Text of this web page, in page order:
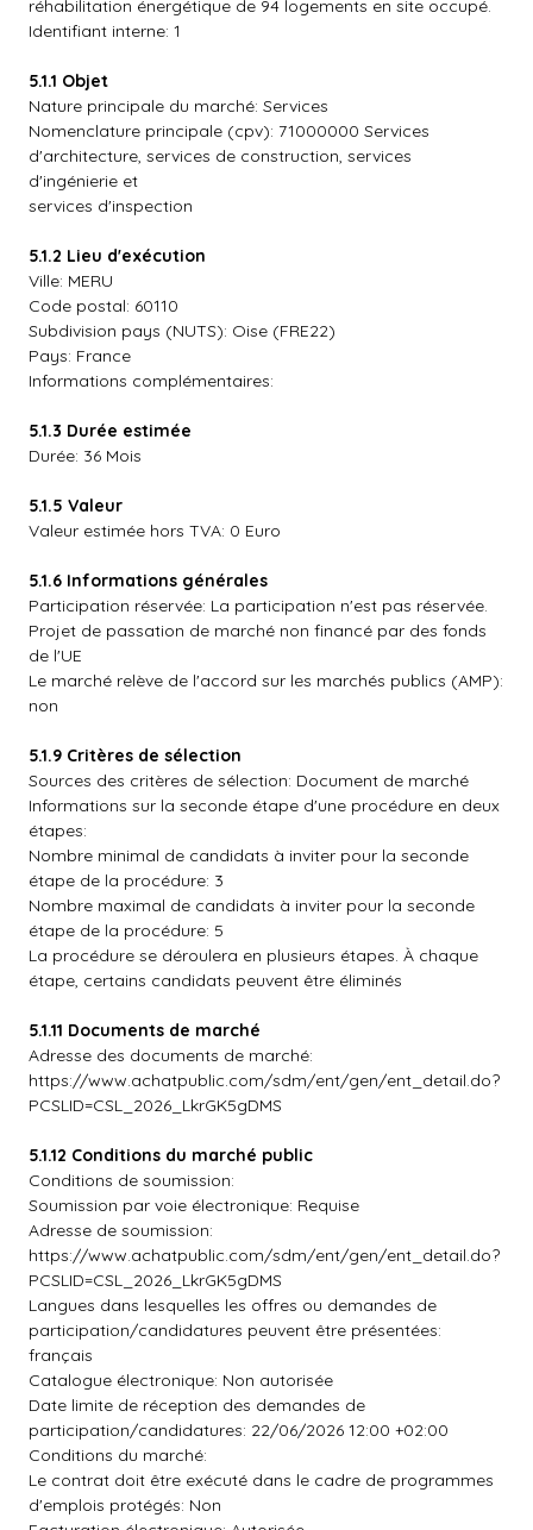
réhabilitation énergétique de 94 logements en site occupé.
Identifiant interne: 1
5.1.1 Objet
Nature principale du marché: Services
Nomenclature principale (cpv): 71000000 Services
d'architecture, services de construction, services
d'ingénierie et
services d'inspection
5.1.2 Lieu d'exécution
Ville: MERU
Code postal: 60110
Subdivision pays (NUTS): Oise (FRE22)
Pays: France
Informations complémentaires:
5.1.3 Durée estimée
Durée: 36 Mois
5.1.5 Valeur
Valeur estimée hors TVA: 0 Euro
5.1.6 Informations générales
Participation réservée: La participation n'est pas réservée.
Projet de passation de marché non financé par des fonds
de l'UE
Le marché relève de l'accord sur les marchés publics (AMP):
non
5.1.9 Critères de sélection
Sources des critères de sélection: Document de marché
Informations sur la seconde étape d'une procédure en deux
étapes:
Nombre minimal de candidats à inviter pour la seconde
étape de la procédure: 3
Nombre maximal de candidats à inviter pour la seconde
étape de la procédure: 5
La procédure se déroulera en plusieurs étapes. À chaque
étape, certains candidats peuvent être éliminés
5.1.11 Documents de marché
Adresse des documents de marché:
https://www.achatpublic.com/sdm/ent/gen/ent_detail.do?
PCSLID=CSL_2026_LkrGK5gDMS
5.1.12 Conditions du marché public
Conditions de soumission:
Soumission par voie électronique: Requise
Adresse de soumission:
https://www.achatpublic.com/sdm/ent/gen/ent_detail.do?
PCSLID=CSL_2026_LkrGK5gDMS
Langues dans lesquelles les offres ou demandes de
participation/candidatures peuvent être présentées:
français
Catalogue électronique: Non autorisée
Date limite de réception des demandes de
participation/candidatures: 22/06/2026 12:00 +02:00
Conditions du marché:
Le contrat doit être exécuté dans le cadre de programmes
d'emplois protégés: Non